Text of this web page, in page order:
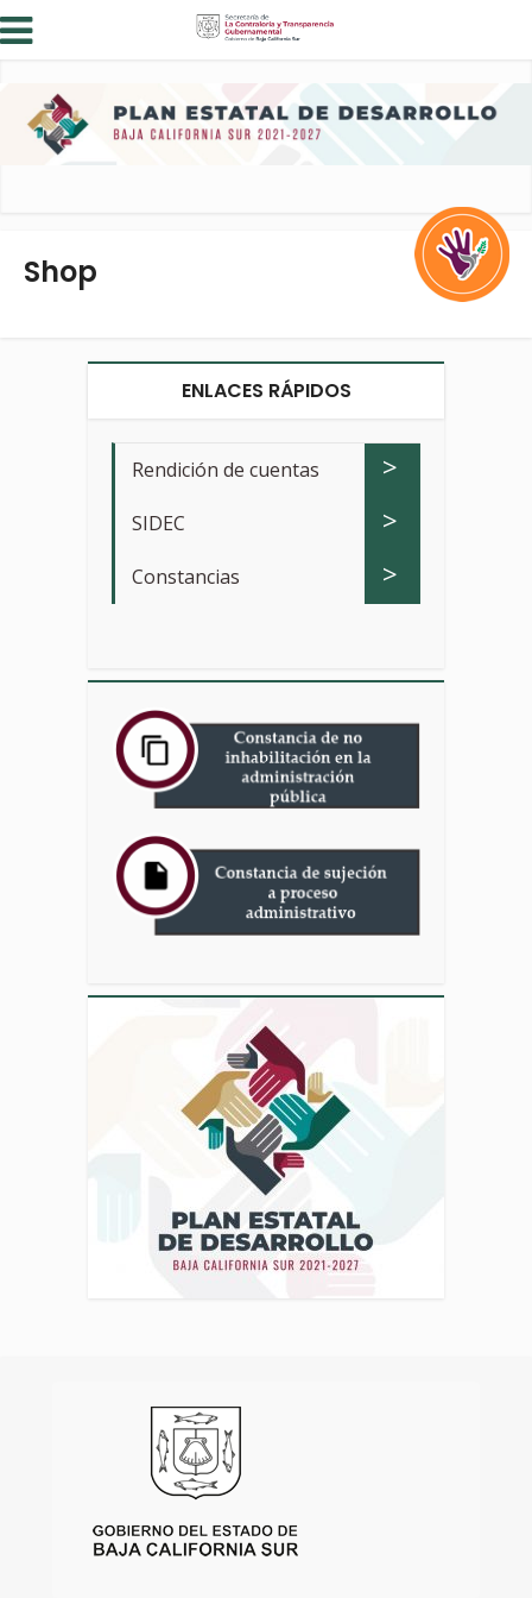
Shop
ENLACES RÁPIDOS
Rendición de cuentas >
SIDEC >
Constancias >